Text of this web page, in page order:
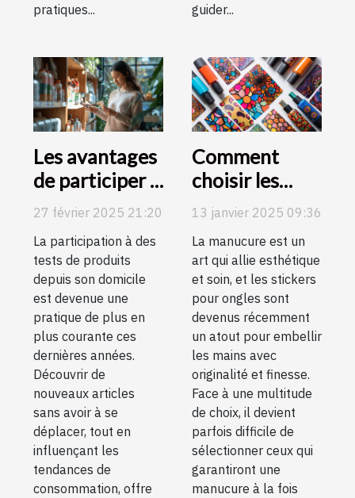
pratiques...
guider...
Les avantages
de participer à
des tests de
depuis chez
soi
27 février 2025 21:20
La participation à des
tests de produits
depuis son domicile
est devenue une
pratique de plus en
plus courante ces
dernières années.
Découvrir de
nouveaux articles
sans avoir à se
déplacer, tout en
influençant les
tendances de
consommation, offre
Comment
choisir les
meilleurs
stickers pour
une manucure
durable et
élégante
13 janvier 2025 09:36
La manucure est un
art qui allie esthétique
et soin, et les stickers
pour ongles sont
devenus récemment
un atout pour embellir
les mains avec
originalité et finesse.
Face à une multitude
de choix, il devient
parfois difficile de
sélectionner ceux qui
garantiront une
manucure à la fois